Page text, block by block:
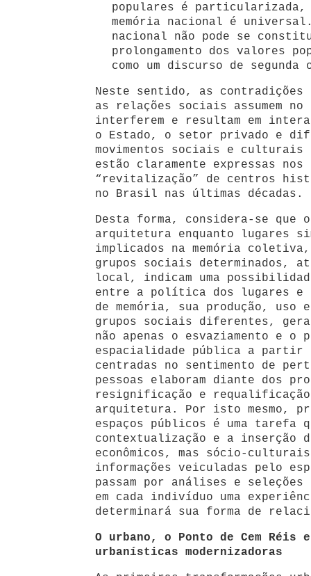
populares é particularizada,
memória nacional é
nacional não pode se
prolongamento dos valores
como um discurso de segunda
Neste sentido, as contradições
as relações sociais assumem
interferem e resultam em
o Estado, o setor privado e
movimentos sociais e culturais
estão claramente expressas nos
“revitalização” de centros
no Brasil nas últimas décadas.
Desta forma, considera-se que
arquitetura enquanto lugares
implicados na memória
grupos sociais determinados, até
local, indicam uma
entre a política dos lugares e
de memória, sua produção, uso
grupos sociais diferentes,
não apenas o esvaziamento e o
espacialidade pública a partir
centradas no sentimento de
pessoas elaboram diante dos
resignificação e requalificação
arquitetura. Por isto mesmo,
espaços públicos é uma tarefa
contextualização e a inserção
econômicos, mas sócio-
informações veiculadas pelo
passam por análises e
em cada indivíduo uma
determinará sua forma de
O urbano, o Ponto de Cem Réis
urbanísticas modernizadoras